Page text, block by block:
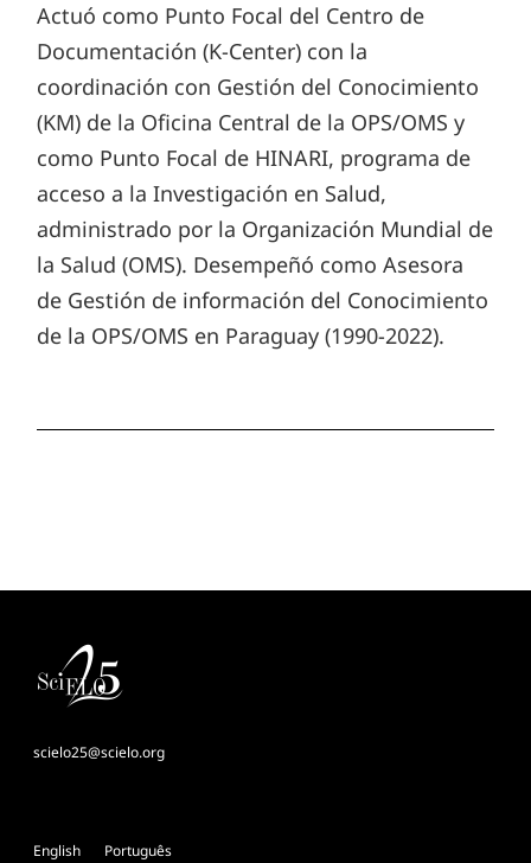
Actuó como Punto Focal del Centro de
Documentación (K-Center) con la
coordinación con Gestión del Conocimiento
(KM) de la Oficina Central de la OPS/OMS y
como Punto Focal de HINARI, programa de
acceso a la Investigación en Salud,
administrado por la Organización Mundial de
la Salud (OMS). Desempeñó como Asesora
de Gestión de información del Conocimiento
de la OPS/OMS en Paraguay (1990-2022).
scielo25@scielo.org
English Português